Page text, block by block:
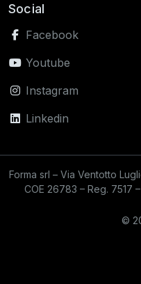
Social
Facebook
Youtube
Instagram
Linkedin
Forma srl – Via Ventotto
COE 26783 – Reg. 7517
©